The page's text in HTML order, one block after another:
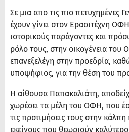
Σε μια απο τις πιο πετυχημένες
έχουν γίνει στον Ερασιτέχνη
ιστορικούς παράγοντες και
ρόλο τους, στην οικογένεια του
επανεξελέγη στην προεδρία,
υποψήφιος, για την θέση του
H αίθουσα Παπακαλιάτη,
χωρέσει τα μέλη του ΟΦΗ, που
τις προτιμήσεις τους στην κάλπη
εκείνους που θεωριούν